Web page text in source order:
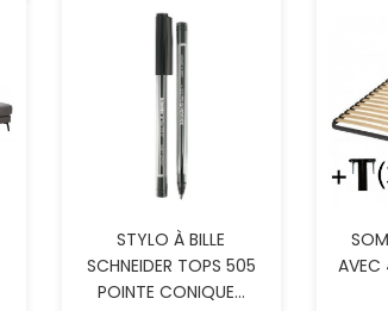
STYLO À BILLE
SCHNEIDER TOPS 505
POINTE CONIQUE...
AVEC